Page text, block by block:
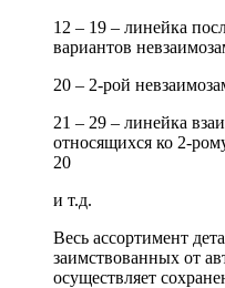
12 – 19 – линейка
вариантов
20 – 2-рой
21 – 29 – линейка
относящихся ко 2-
20
и т.д.
Весь ассортимент
заимствованных от
осуществляет